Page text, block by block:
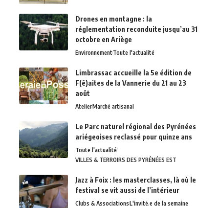
Drones en montagne : la
réglementation reconduite jusqu’au 31
octobre en Ariège
EnvironnementToute l'actualité
Limbrassac accueille la 5e édition de
F(ê)aites de la Vannerie du 21 au 23
août
AtelierMarché artisanal
Le Parc naturel régional des Pyrénées
ariégeoises reclassé pour quinze ans
Toute l'actualité
VILLES & TERROIRS DES PYRÉNÉES EST
Jazz à Foix : les masterclasses, là où le
festival se vit aussi de l’intérieur
Clubs & AssociationsL'invité.e de la semaine